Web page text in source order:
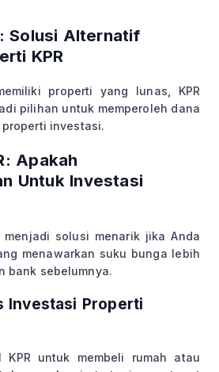
Solusi Alternatif
KPR
properti yang lunas, KPR
pilihan untuk memperoleh dana
investasi.
Apakah
Untuk Investasi
menjadi solusi menarik jika Anda
menawarkan suku bunga lebih
bank sebelumnya.
Investasi Properti
KPR untuk membeli rumah atau